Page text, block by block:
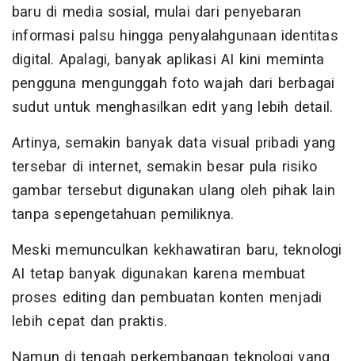
baru di media sosial, mulai dari penyebaran
informasi palsu hingga penyalahgunaan identitas
digital. Apalagi, banyak aplikasi AI kini meminta
pengguna mengunggah foto wajah dari berbagai
sudut untuk menghasilkan edit yang lebih detail.
Artinya, semakin banyak data visual pribadi yang
tersebar di internet, semakin besar pula risiko
gambar tersebut digunakan ulang oleh pihak lain
tanpa sepengetahuan pemiliknya.
Meski memunculkan kekhawatiran baru, teknologi
AI tetap banyak digunakan karena membuat
proses editing dan pembuatan konten menjadi
lebih cepat dan praktis.